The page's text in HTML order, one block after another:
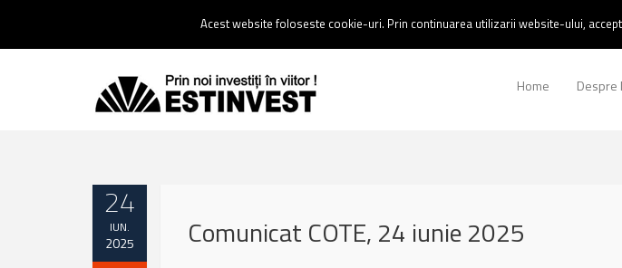
0237 238 900 |Email :contact@estinvest.ro
Home Despre
24
IUN.
2025 Comunicat COTE, 24 iunie 2025
Acest website foloseste cookie-uri. Prin continuarea utilizarii website-ului,